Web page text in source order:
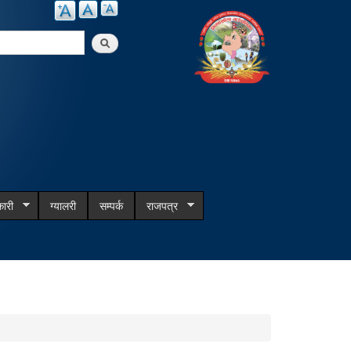
ग्यालरी सम्पर्क राजपत्र